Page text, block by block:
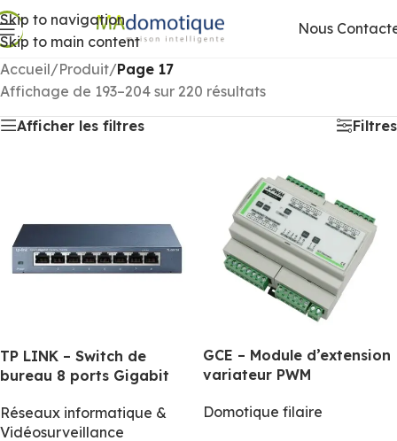
Skip to navigation
Skip to main content
Nous
Accueil/Produit/Page 17
Affichage de 193–204 sur 220 résultats
Afficher les filtres
Filtres
TP LINK – Switch de
bureau 8 ports Gigabit
Réseaux informatique &
Vidéosurveillance
GCE – Module d’extension
variateur PWM
Domotique filaire